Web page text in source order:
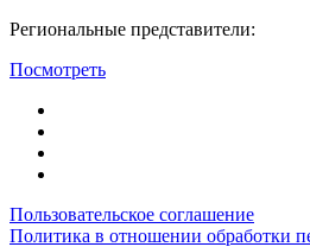
Региональные представители:
Посмотреть
Пользовательское соглашение
Политика в отношении обработки